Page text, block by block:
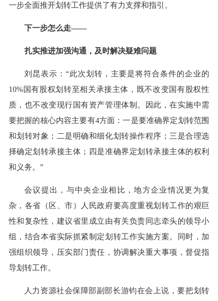
一步全面推开划转工作提供了有力支撑和指引。
下一步怎么走——
扎实推进加强沟通，及时解决疑难问题
刘昆表示：“此次划转，主要是将符合条件的企业的
10%国有股权划转至相关承接主体，既不改变国有股权性
质，也不改变现行国有资产管理体制。因此，在实施中需
要把握的核心内容主要有4方面：一是要准确界定划转范围
和划转对象；二是明确和细化划转操作程序；三是合理选
择确定划转承接主体；四是准确界定划转承接主体的权利
和义务。”
会议提出，与中央企业相比，地方企业情况更为复
杂，各省（区、市）人民政府要高度重视划转工作的艰巨
性和复杂性，建议省里成立由有关负责同志牵头的领导小
组，结合本省实际抓紧制定划转工作实施方案。同时，加
强组织领导，压实部门责任，协调解决重大事项，督促指
导划转工作。
人力资源社会保障部副部长游钧在会上说，要把划转